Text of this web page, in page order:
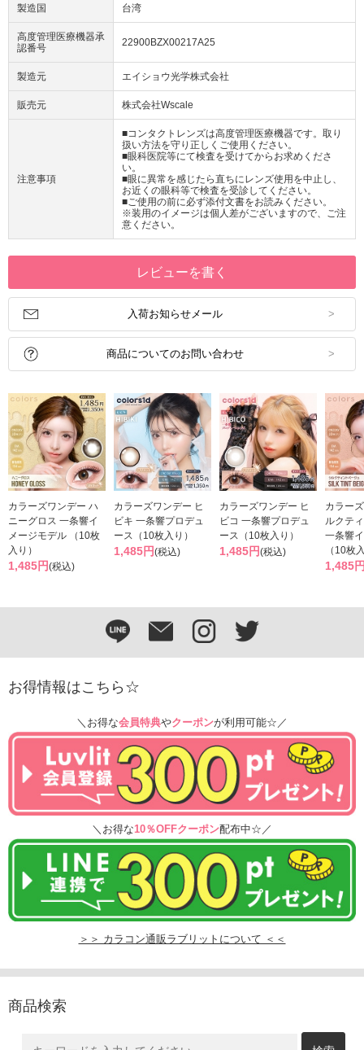
製造国 台湾
高度管理医療機器承
認番号
22900BZX00217A25
製造元 エイショウ光学株式会社
販売元 株式会社Wscale
注意事項
■コンタクトレンズは高度管理医療機器です。取り
扱い方法を守り正しくご使用ください。
■眼科医院等にて検査を受けてからお求めくださ
い。
■眼に異常を感じたら直ちにレンズ使用を中止し、
お近くの眼科等で検査を受診してください。
■ご使用の前に必ず添付文書をお読みください。
※装用のイメージは個人差がございますので、ご注
意ください。
レビューを書く
入荷お知らせメール
商品についてのお問い合わせ
カラーズワンデー ハ
ニーグロス 一条響イ
メージモデル （10枚
入り）
1,485円(税込)
カラーズワンデー ヒ
ビキ 一条響プロデュ
ース（10枚入り）
1,485円(税込)
カラーズワンデー ヒ
ビコ 一条響プロデュ
ース（10枚入り）
1,485円(税込)
カラー
ルクテ
一条響
（10枚
1,485
お得情報はこちら☆
＼お得な会員特典やクーポンが利用可能☆／
＼お得な10％OFFクーポン配布中☆／
＞＞ カラコン通販ラブリットについて ＜＜
商品検索